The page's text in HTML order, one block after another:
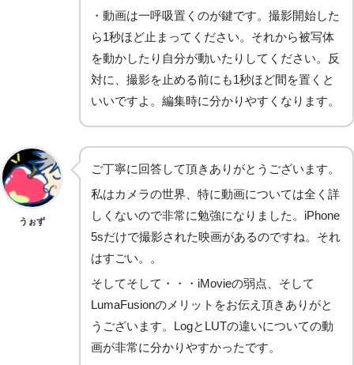
・動画は一呼吸置くのが鍵です。撮影開始した
ら1秒ほど止まってください。それから被写体
を動かしたり自分が動いたりしてください。反
対に、撮影を止める前にも1秒ほど間を置くと
いいですよ。編集時に分かりやすくなります。
うぉず
ご丁寧に回答して頂きありがとうございます。
私はカメラの世界、特に動画については全く詳
しくないので非常に勉強になりました。iPhone
5sだけで撮影された映画があるのですね。それ
はすごい。。
そしてそして・・・iMovieの弱点、そして
LumaFusionのメリットをお伝え頂きありがと
うございます。LogとLUTの違いについての動
画が非常に分かりやすかったです。